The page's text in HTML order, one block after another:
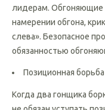
Гонщики, обгоняемые
лидерам.
намерении обгона,
слева». Безопасное
обязанностью
Позиционная борьба